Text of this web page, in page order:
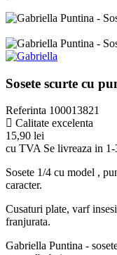
Sosete scurte cu
Referinta 100013821
Calitate excelenta
15,90 lei
cu TVA Se livreaza in
Sosete 1/4 cu model ,
caracter.
Cusaturi plate, varf
franjurata.
Gabriella Puntina -